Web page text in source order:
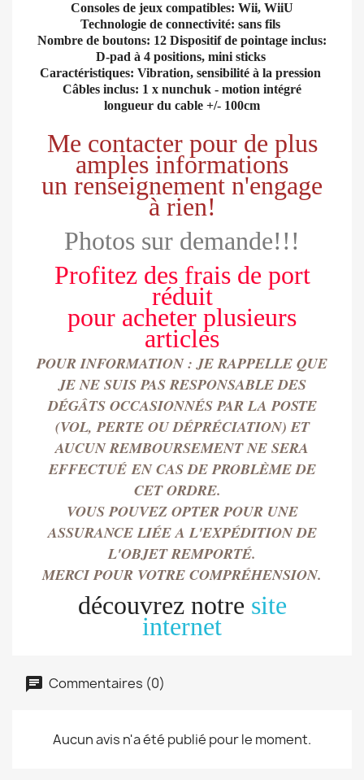
Consoles de jeux compatibles: Wii, WiiU
Technologie de connectivité: sans fils
Nombre de boutons: 12 Dispositif de pointage inclus:
D-pad à 4 positions, mini sticks
Caractéristiques: Vibration, sensibilité à la pression
Câbles inclus: 1 x nunchuk - motion intégré
longueur du cable +/- 100cm
Me contacter pour de plus
amples informations
un renseignement n'engage
à rien!
Photos sur demande!!!
Profitez des frais de port
réduit
pour acheter plusieurs
articles
POUR INFORMATION : JE RAPPELLE QUE
JE NE SUIS PAS RESPONSABLE DES
DÉGÂTS OCCASIONNÉS PAR LA POSTE
(VOL, PERTE OU DÉPRÉCIATION) ET
AUCUN REMBOURSEMENT NE SERA
EFFECTUÉEN CAS DE PROBLÈME DE
CET ORDRE.
VOUS POUVEZ OPTER POUR UNE
ASSURANCE LIÉE A L'EXPÉDITION DE
L'OBJET REMPORTÉ.
MERCI POUR VOTRE COMPRÉHENSION.
découvrez notre site
internet
Commentaires (0)
Aucun avis n'a été publié pour le moment.